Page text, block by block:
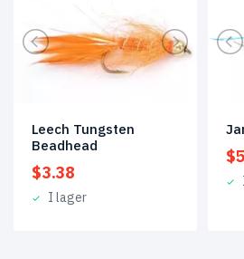
Leech Tungsten
Beadhead
$3.38
I lager
$